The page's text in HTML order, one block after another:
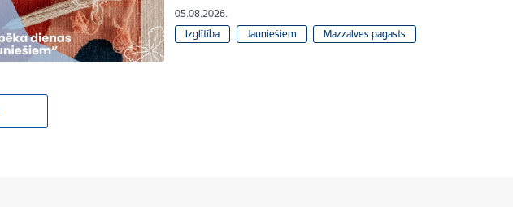
05.08.2026.
Izglītība
Jauniešiem Mazzalves pagasts